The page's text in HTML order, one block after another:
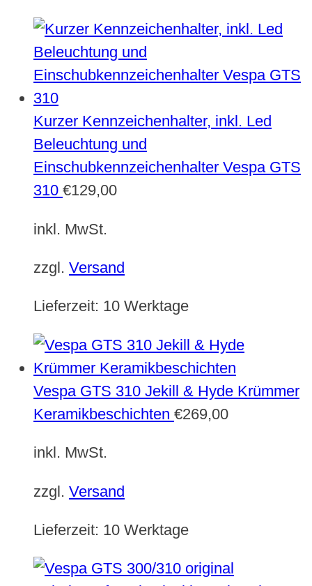
Kurzer Kennzeichenhalter, inkl. Led
Beleuchtung und
Einschubkennzeichenhalter Vespa GTS
310 €129,00
inkl. MwSt.
zzgl. Versand
Lieferzeit: 10 Werktage
Vespa GTS 310 Jekill & Hyde Krümmer
Keramikbeschichten €269,00
inkl. MwSt.
zzgl. Versand
Lieferzeit: 10 Werktage